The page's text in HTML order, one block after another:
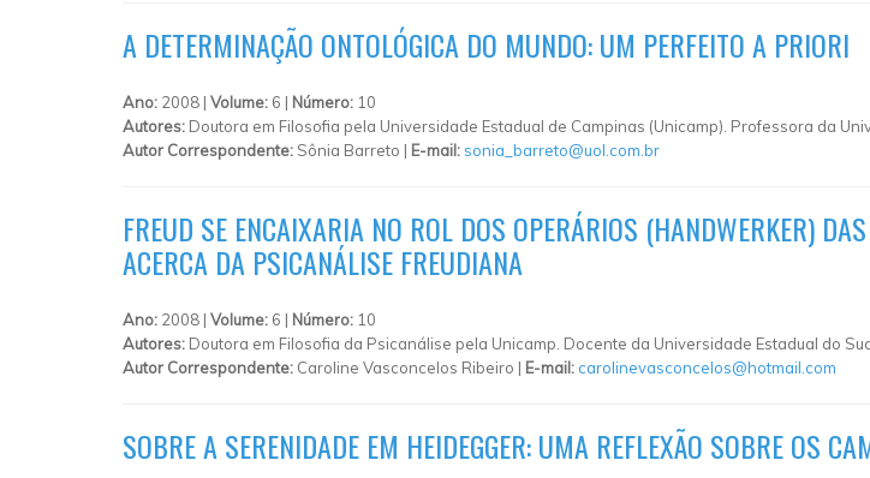
A DETERMINAÇÃO ONTOLÓGICA DO MUNDO: UM PERFEITO A PRIORI
Ano: 2008 | Volume: 6 | Número: 10
Autores: Doutora em Filosofia pela Universidade Estadual de Campinas (Unicamp). Professora da
Autor Correspondente: Sônia Barreto | E-mail: sonia_barreto@uol.com.br
FREUD SE ENCAIXARIA NO ROL DOS OPERÁRIOS (HANDWERKER)
ACERCA DA PSICANÁLISE FREUDIANA
Ano: 2008 | Volume: 6 | Número: 10
Autores: Doutora em Filosofia da Psicanálise pela Unicamp. Docente da Universidade Estadual do
Autor Correspondente: Caroline Vasconcelos Ribeiro | E-mail: carolinevasconcelos@hotmail.com
SOBRE A SERENIDADE EM HEIDEGGER: UMA REFLEXÃO SOBRE OS